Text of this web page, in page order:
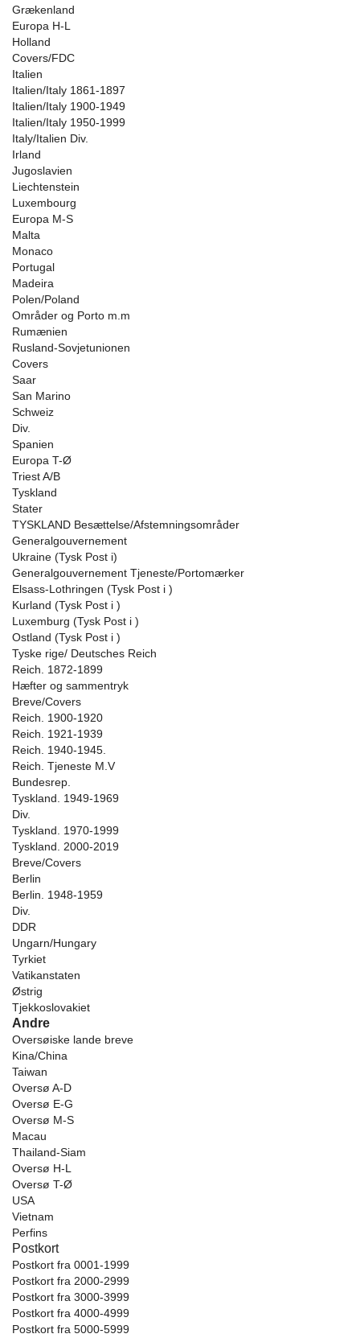
Grækenland
Europa H-L
Holland
Covers/FDC
Italien
Italien/Italy 1861-1897
Italien/Italy 1900-1949
Italien/Italy 1950-1999
Italy/Italien Div.
Irland
Jugoslavien
Liechtenstein
Luxembourg
Europa M-S
Malta
Monaco
Portugal
Madeira
Polen/Poland
Områder og Porto m.m
Rumænien
Rusland-Sovjetunionen
Covers
Saar
San Marino
Schweiz
Div.
Spanien
Europa T-Ø
Triest A/B
Tyskland
Stater
TYSKLAND Besættelse/Afstemningsområder
Generalgouvernement
Ukraine (Tysk Post i)
Generalgouvernement Tjeneste/Portomærker
Elsass-Lothringen (Tysk Post i )
Kurland (Tysk Post i )
Luxemburg (Tysk Post i )
Ostland (Tysk Post i )
Tyske rige/ Deutsches Reich
Reich. 1872-1899
Hæfter og sammentryk
Breve/Covers
Reich. 1900-1920
Reich. 1921-1939
Reich. 1940-1945.
Reich. Tjeneste M.V
Bundesrep.
Tyskland. 1949-1969
Div.
Tyskland. 1970-1999
Tyskland. 2000-2019
Breve/Covers
Berlin
Berlin. 1948-1959
Div.
DDR
Ungarn/Hungary
Tyrkiet
Vatikanstaten
Østrig
Tjekkoslovakiet
Andre
Oversøiske lande breve
Kina/China
Taiwan
Oversø A-D
Oversø E-G
Oversø M-S
Macau
Thailand-Siam
Oversø H-L
Oversø T-Ø
USA
Vietnam
Perfins
Postkort
Postkort fra 0001-1999
Postkort fra 2000-2999
Postkort fra 3000-3999
Postkort fra 4000-4999
Postkort fra 5000-5999